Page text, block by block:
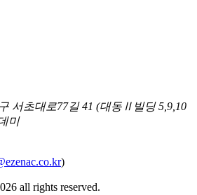
서초대로77길 41 (대동Ⅱ빌딩 5,9,10
미
)
all rights reserved.